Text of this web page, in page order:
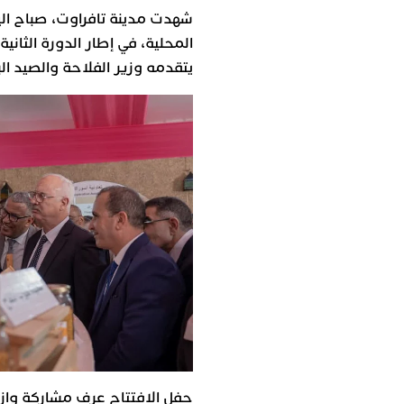
شهدت مدينة تافراوت، صباح
المحلية، في إطار الدورة
يتقدمه وزير الفلاحة والصيد
حفل الافتتاح عرف مشاركة